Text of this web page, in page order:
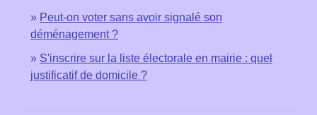
Peut-on voter sans avoir signalé son
déménagement ?
S'inscrire sur la liste électorale en mairie : quel
justificatif de domicile ?